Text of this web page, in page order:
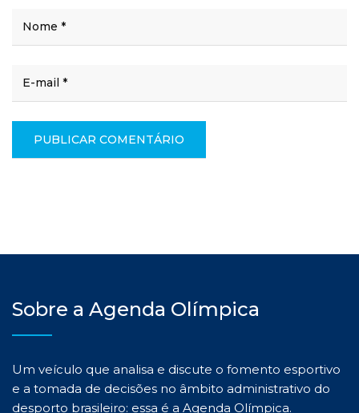
Sobre a Agenda Olímpica
Um veículo que analisa e discute o fomento esportivo
e a tomada de decisões no âmbito administrativo do
desporto brasileiro: essa é a Agenda Olímpica.